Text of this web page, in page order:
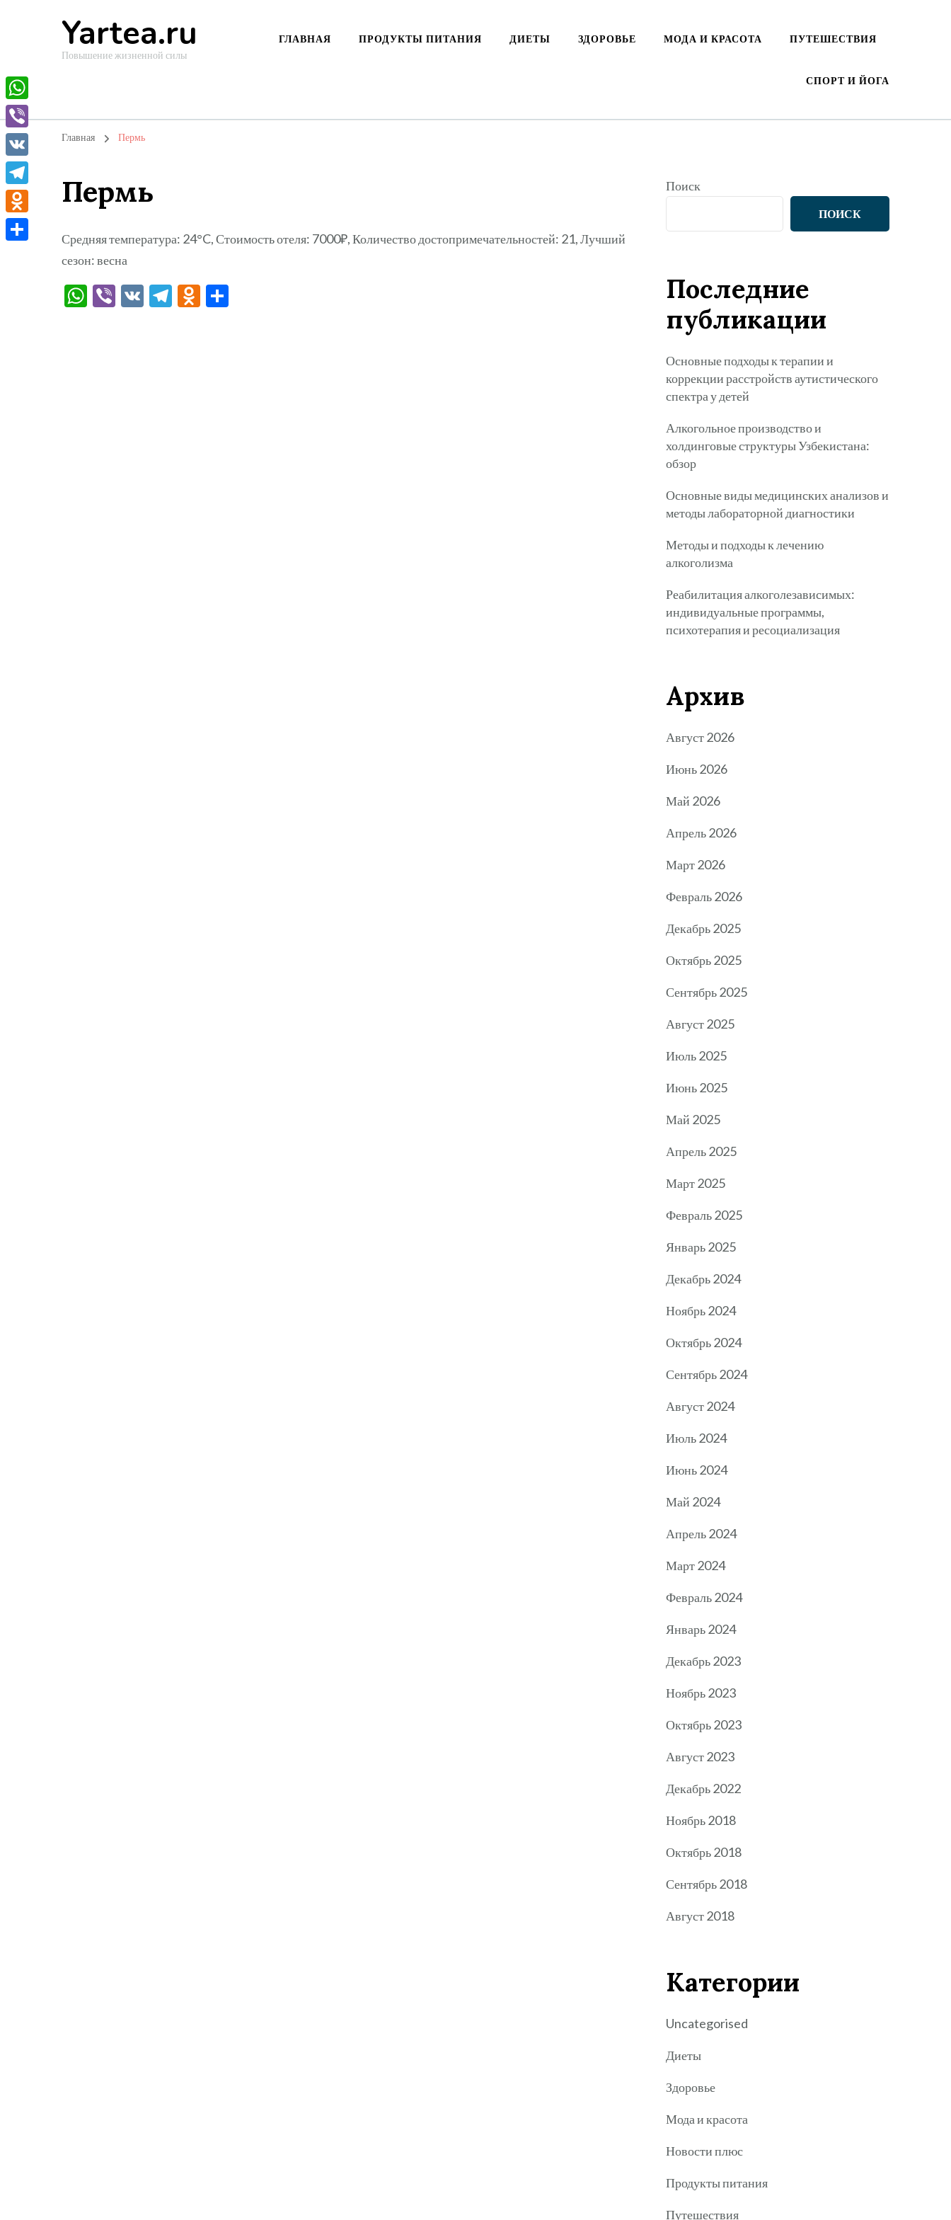
Yartea.ru
Повышение жизненной силы
ГЛАВНАЯ ПРОДУКТЫ ПИТАНИЯ ДИЕТЫ ЗДОРОВЬЕ МОДА И КРАСОТА ПУТЕШЕСТВИЯ
СПОРТ И ЙОГА
Главная Пермь
Пермь
Средняя температура: 24°C, Стоимость отеля: 7000₽, Количество достопримечательностей: 21, Лучший
сезон: весна
WhatsApp
Viber
VK Telegram
Odnoklassniki
Поиск
ПОИСК
Последние
публикации
Основные подходы к терапии и
коррекции расстройств аутистического
спектра у детей
Алкогольное производство и
холдинговые структуры Узбекистана:
обзор
Основные виды медицинских анализов и
методы лабораторной диагностики
Методы и подходы к лечению
алкоголизма
Реабилитация алкоголезависимых:
индивидуальные программы,
психотерапия и ресоциализация
Архив
Август 2026
Июнь 2026
Май 2026
Апрель 2026
Март 2026
Февраль 2026
Декабрь 2025
Октябрь 2025
Сентябрь 2025
Август 2025
Июль 2025
Июнь 2025
Май 2025
Апрель 2025
Март 2025
Февраль 2025
Январь 2025
Декабрь 2024
Ноябрь 2024
Октябрь 2024
Сентябрь 2024
Август 2024
Июль 2024
Июнь 2024
Май 2024
Апрель 2024
Март 2024
Февраль 2024
Январь 2024
Декабрь 2023
Ноябрь 2023
Октябрь 2023
Август 2023
Декабрь 2022
Ноябрь 2018
Октябрь 2018
Сентябрь 2018
Август 2018
Категории
Uncategorised
Диеты
Здоровье
Мода и красота
Новости плюс
Продукты питания
Путешествия
WhatsApp
Viber
VK
Telegram
Odnoklassniki